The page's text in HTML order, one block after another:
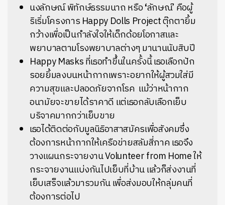
นงลักษณ์พิทักษ์ธรรมนาถหรือ‘ลักษณ์’คือผู้
ริเริ่มโครงการ Happy Dolls Projectตุ๊กตายิ้ม
กว้างเพื่อเป็นกำลังใจให้เด็กด้อยโอกาสและ
พยาบาลตามโรงพยาบาลต่างๆมานานนับสิบปี
Happy Masksที่เธอทำขึ้นในครั้งนี้ เธอเลือกปัก
รอยยิ้มลงบนหน้ากากเพราะอยากให้ผู้สวมใส่มี
ความสุขและปลอดภัยจากโรค แม้ว่าหน้ากาก
อนามัยจะขายได้ราคาดี แต่เธอกลับเลือกเย็บ
บริจาคมากกว่าเย็บขาย
เธอได้ติดต่อกับมูลนิธิอาสาสมัครเพื่อสังคมซึ่ง
ต้องการหน้ากากให้เครือข่ายสลัมสี่ภาคเธอจึง
วางแผนกระจายงานVolunteer from Homeให้
กระจายงานแบ่งกันไปเย็บที่บ้านแล้วก็ส่งงานที่
เย็บเสร็จแล้วมารวมกันเพื่อส่งมอบให้กลุ่มคนที่
ต้องการต่อไป